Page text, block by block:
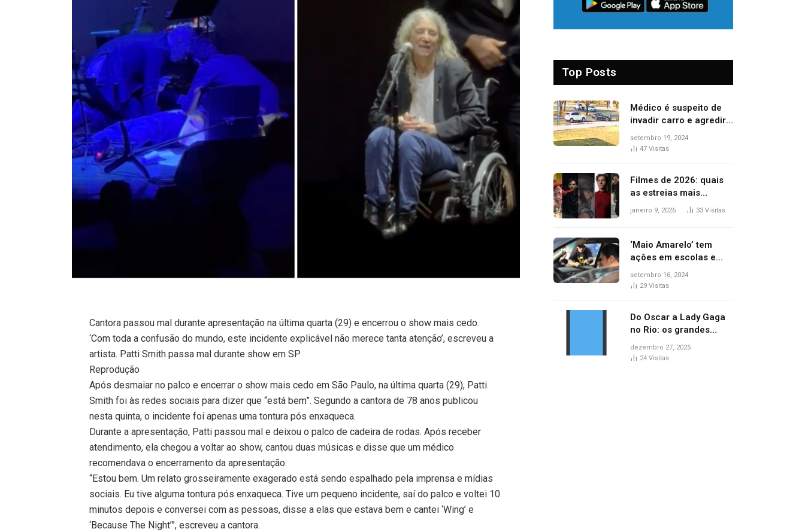
Cantora passou mal durante apresentação na última quarta (29) e encerrou o show mais cedo.
‘Com toda a confusão do mundo, este incidente explicável não merece tanta atenção’, escreveu a
artista. Patti Smith passa mal durante show em SP
Reprodução
Após desmaiar no palco e encerrar o show mais cedo em São Paulo, na última quarta (29), Patti
Smith foi às redes sociais para dizer que “está bem”. Segundo a cantora de 78 anos publicou
nesta quinta, o incidente foi apenas uma tontura pós enxaqueca.
Durante a apresentação, Patti passou mal e deixou o palco de cadeira de rodas. Após receber
atendimento, ela chegou a voltar ao show, cantou duas músicas e disse que um médico
recomendava o encerramento da apresentação.
“Estou bem. Um relato grosseiramente exagerado está sendo espalhado pela imprensa e mídias
sociais. Eu tive alguma tontura pós enxaqueca. Tive um pequeno incidente, saí do palco e voltei 10
minutos depois e conversei com as pessoas, disse a elas que estava bem e cantei ‘Wing’ e
‘Because The Night’”, escreveu a cantora.
Top Posts
Médico é suspeito de
invadir carro e agredir
delegado aposentado
durante confusão no
setembro 19, 2024
47 Visitas
Filmes de 2026: quais
as estreias mais
aguardadas do ano?
janeiro 9, 2026 33 Visitas
‘Maio Amarelo’ tem
ações em escolas e
ruas para prevenir
acidentes no trânsito
setembro 16, 2024
29 Visitas
Do Oscar a Lady Gaga
no Rio: os grandes
marcos da cultura em
2025
dezembro 27, 2025
24 Visitas